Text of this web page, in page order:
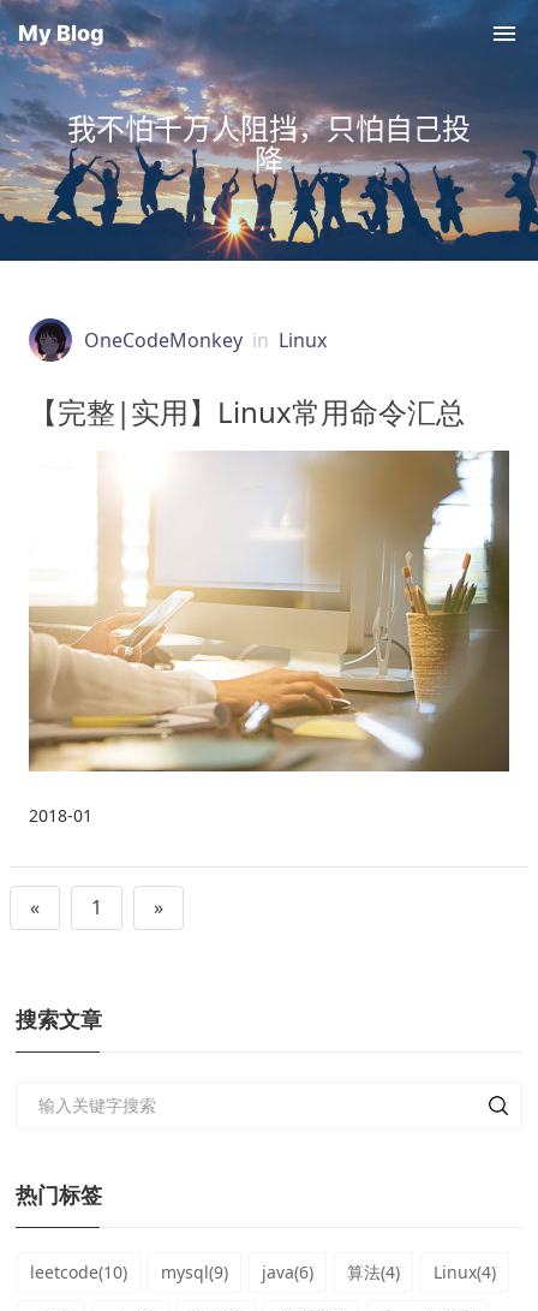
My Blog
我不怕千万人阻挡，只怕自己投
降
OneCodeMonkey in Linux
【完整|实用】Linux常用命令汇总
2018-01
« 1 »
搜索文章
热门标签
leetcode(10) mysql(9) java(6) 算法(4) Linux(4)